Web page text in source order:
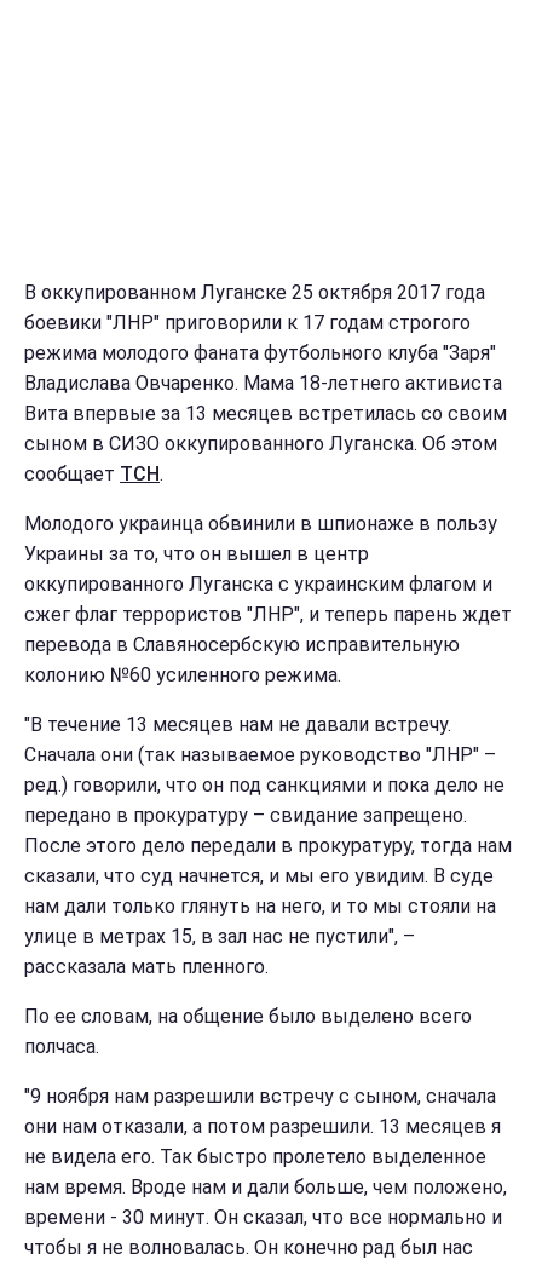
В оккупированном Луганске 25 октября 2017 года
боевики "ЛНР" приговорили к 17 годам строгого
режима молодого фаната футбольного клуба "Заря"
Владислава Овчаренко. Мама 18-летнего активиста
Вита впервые за 13 месяцев встретилась со своим
сыном в СИЗО оккупированного Луганска. Об этом
сообщает ТСН.
Молодого украинца обвинили в шпионаже в пользу
Украины за то, что он вышел в центр
оккупированного Луганска с украинским флагом и
сжег флаг террористов "ЛНР", и теперь парень ждет
перевода в Славяносербскую исправительную
колонию №60 усиленного режима.
"В течение 13 месяцев нам не давали встречу.
Сначала они (так называемое руководство "ЛНР" –
ред.) говорили, что он под санкциями и пока дело не
передано в прокуратуру – свидание запрещено.
После этого дело передали в прокуратуру, тогда нам
сказали, что суд начнется, и мы его увидим. В суде
нам дали только глянуть на него, и то мы стояли на
улице в метрах 15, в зал нас не пустили", –
рассказала мать пленного.
По ее словам, на общение было выделено всего
полчаса.
"9 ноября нам разрешили встречу с сыном, сначала
они нам отказали, а потом разрешили. 13 месяцев я
не видела его. Так быстро пролетело выделенное
нам время. Вроде нам и дали больше, чем положено,
времени - 30 минут. Он сказал, что все нормально и
чтобы я не волновалась. Он конечно рад был нас